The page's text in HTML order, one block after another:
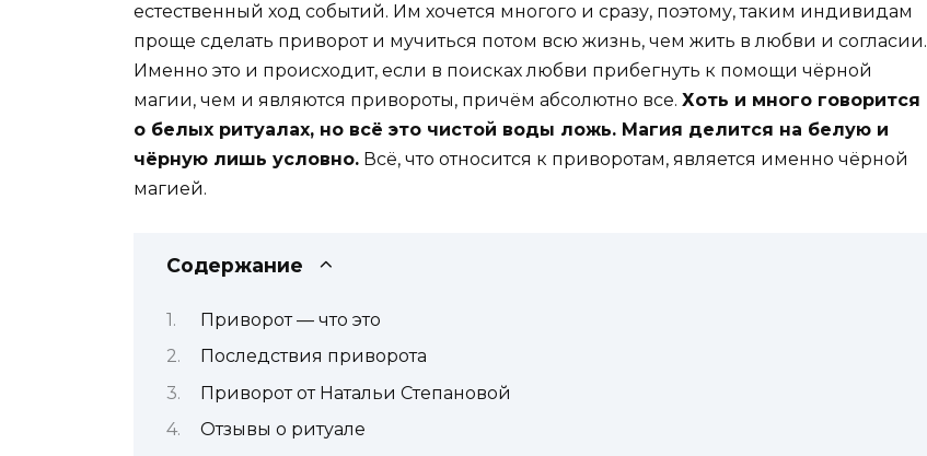
естественный ход событий. Им хочется многого и сразу, поэтому, таким индивидам
проще сделать приворот и мучиться потом всю жизнь, чем жить в любви и согласии.
Именно это и происходит, если в поисках любви прибегнуть к помощи чёрной
магии, чем и являются привороты, причём абсолютно все. Хоть и много говорится
о белых ритуалах, но всё это чистой воды ложь. Магия делится на белую и
чёрную лишь условно. Всё, что относится к приворотам, является именно чёрной
магией.
Содержание
Приворот — что это
Последствия приворота
Приворот от Натальи Степановой
Отзывы о ритуале